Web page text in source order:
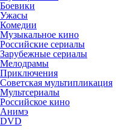
Боевики
Ужасы
Комедии
Музыкальное кино
Российские сериалы
Зарубежные сериалы
Мелодрамы
Приключения
Советская мультипликация
Мультсериалы
Российское кино
Анимэ
DVD